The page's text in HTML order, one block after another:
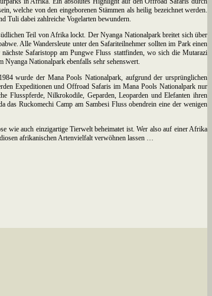
welche von den eingeborenen Stämmen als heilig bezeichnet werden.
Tuli dabei zahlreiche Vogelarten bewundern.
Teil von Afrika lockt. Der Nyanga Nationalpark breitet sich über
Alle Wandersleute unter den Safariteilnehmer sollten im Park einen
Safaristopp am Pungwe Fluss stattfinden, wo sich die Mutarazi
Nationalpark ebenfalls sehr sehenswert.
wurde der Mana Pools Nationalpark, aufgrund der ursprünglichen
Expeditionen und Offroad Safaris im Mana Pools Nationalpark nur
Flusspferde, Nilkrokodile, Geparden, Leoparden und Elefanten ihren
das Ruckomechi Camp am Sambesi Fluss obendrein eine der wenigen
wie auch einzigartige Tierwelt beheimatet ist. Wer also auf einer Afrika
afrikanischen Artenvielfalt verwöhnen lassen …